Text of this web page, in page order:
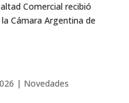
Comercial recibió
Cámara Argentina de
| Novedades